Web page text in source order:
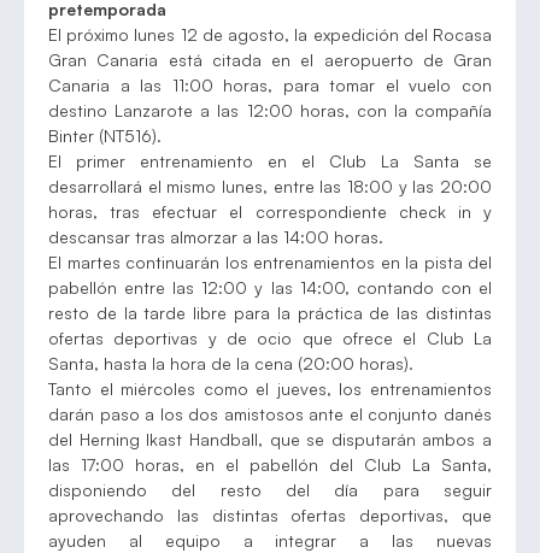
pretemporada
El próximo lunes 12 de agosto, la expedición del Rocasa
Gran Canaria está citada en el aeropuerto de Gran
Canaria a las 11:00 horas, para tomar el vuelo con
destino Lanzarote a las 12:00 horas, con la compañía
Binter (NT516).
El primer entrenamiento en el Club La Santa se
desarrollará el mismo lunes, entre las 18:00 y las 20:00
horas, tras efectuar el correspondiente check in y
descansar tras almorzar a las 14:00 horas.
El martes continuarán los entrenamientos en la pista del
pabellón entre las 12:00 y las 14:00, contando con el
resto de la tarde libre para la práctica de las distintas
ofertas deportivas y de ocio que ofrece el Club La
Santa, hasta la hora de la cena (20:00 horas).
Tanto el miércoles como el jueves, los entrenamientos
darán paso a los dos amistosos ante el conjunto danés
del Herning Ikast Handball, que se disputarán ambos a
las 17:00 horas, en el pabellón del Club La Santa,
disponiendo del resto del día para seguir
aprovechando las distintas ofertas deportivas, que
ayuden al equipo a integrar a las nuevas